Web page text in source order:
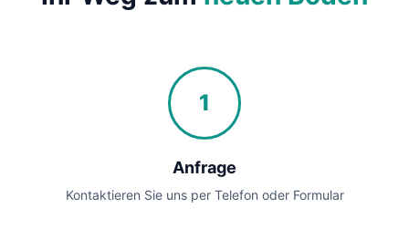
1
Anfrage
Kontaktieren Sie uns per Telefon oder Formular